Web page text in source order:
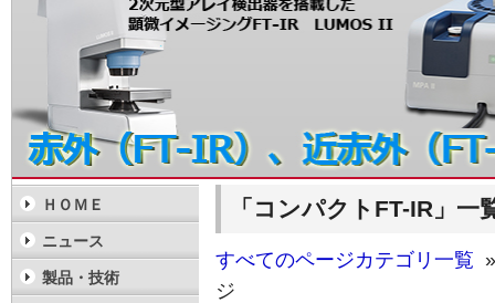
「コンパクトFT-IR」一
すべてのページカテゴリ一覧
ジ
ＨＯＭＥ
ニュース
製品・技術